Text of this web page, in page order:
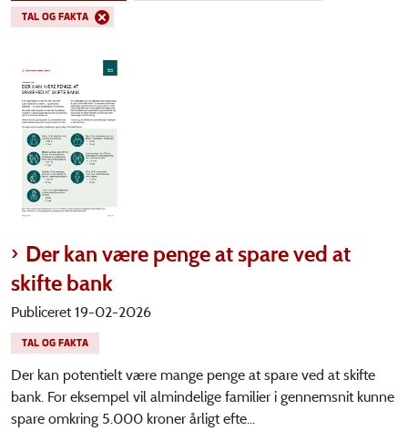
TAL OG FAKTA
Der kan være penge at spare ved at
skifte bank
Publiceret 19-02-2026
TAL OG FAKTA
Der kan potentielt være mange penge at spare ved at skifte
bank. For eksempel vil almindelige familier i gennemsnit kunne
spare omkring 5.000 kroner årligt efte...